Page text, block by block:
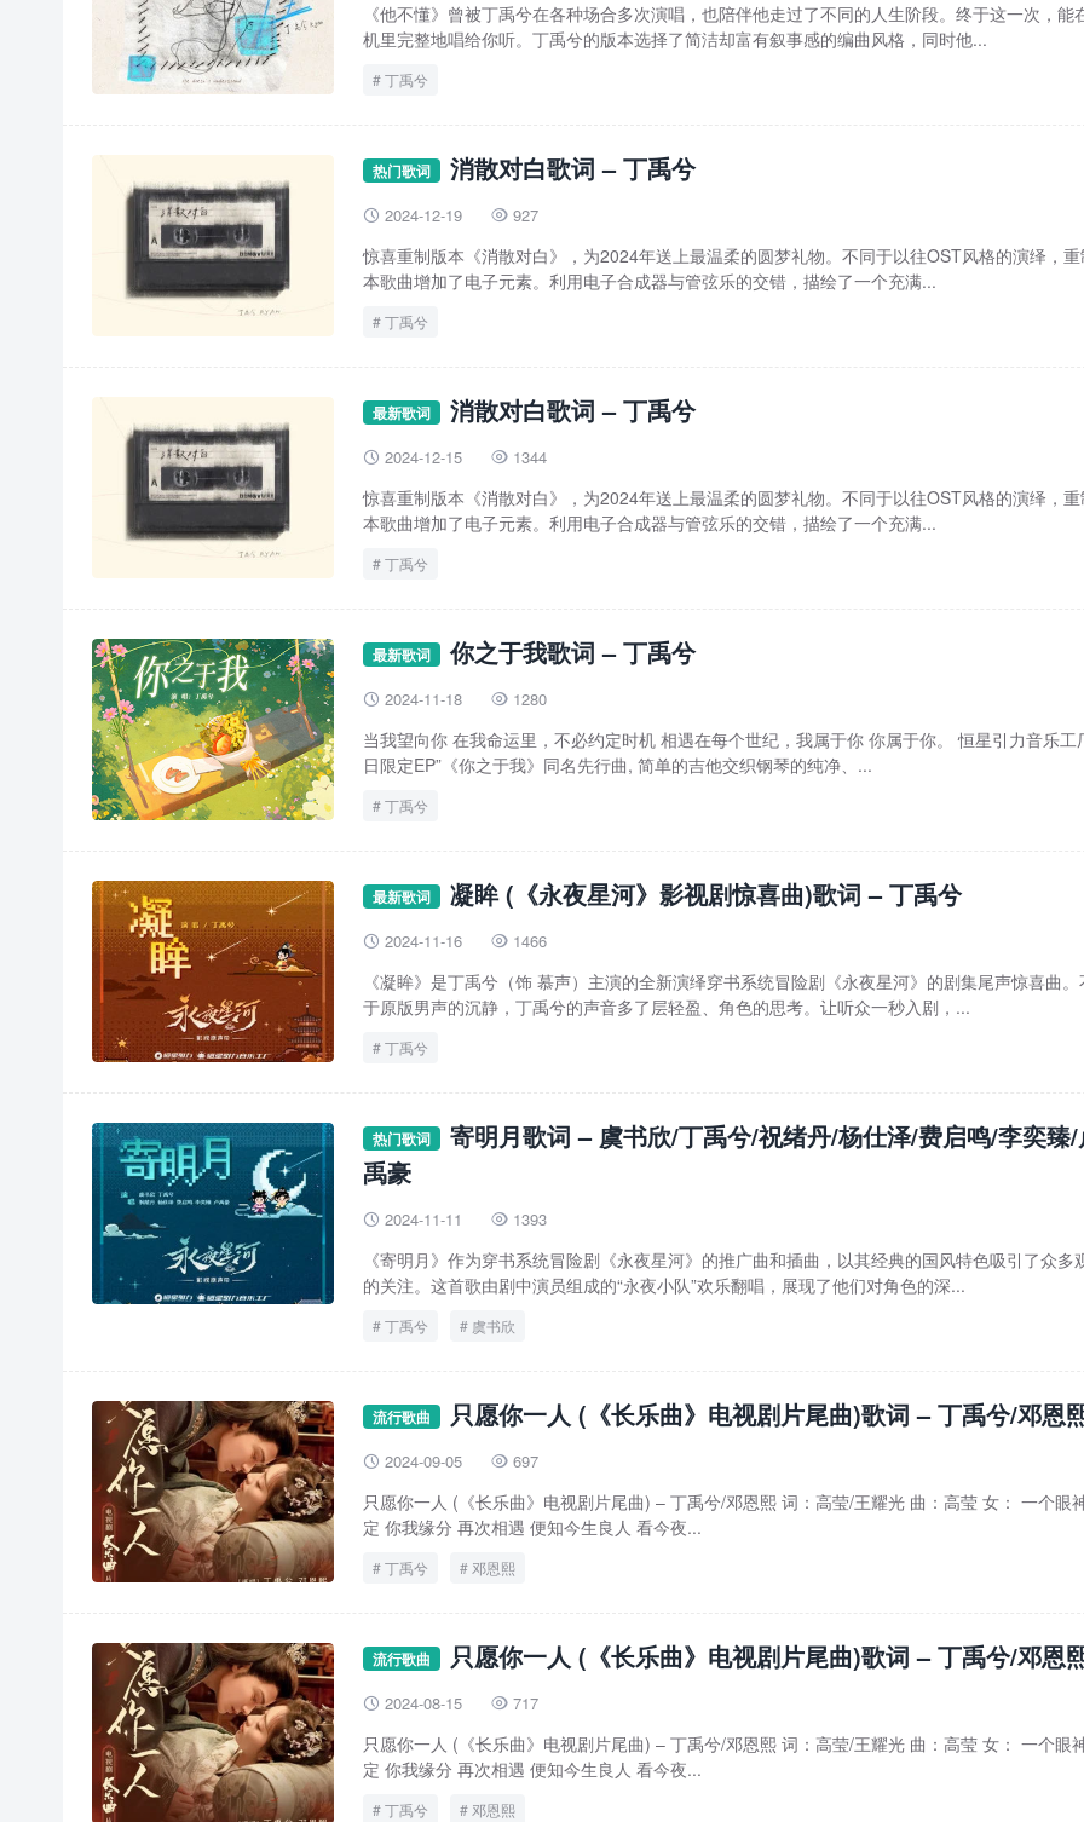
《他不懂》曾被丁禹兮在各种场合多次演唱，也陪伴他走过了不同的人生阶段。终于这一次，能
机里完整地唱给你听。丁禹兮的版本选择了简洁却富有叙事感的编曲风格，同时他...
丁禹兮
热门歌词 消散对白歌词 – 丁禹兮
 2024-12-19  927
惊喜重制版本《消散对白》，为2024年送上最温柔的圆梦礼物。不同于以往OST风格的演绎，重
本歌曲增加了电子元素。利用电子合成器与管弦乐的交错，描绘了一个充满...
丁禹兮
最新歌词 消散对白歌词 – 丁禹兮
 2024-12-15  1344
惊喜重制版本《消散对白》，为2024年送上最温柔的圆梦礼物。不同于以往OST风格的演绎，重
本歌曲增加了电子元素。利用电子合成器与管弦乐的交错，描绘了一个充满...
丁禹兮
最新歌词 你之于我歌词 – 丁禹兮
 2024-11-18  1280
当我望向你 在我命运里，不必约定时机 相遇在每个世纪，我属于你 你属于你。 恒星引力音乐工
日限定EP”《你之于我》同名先行曲, 简单的吉他交织钢琴的纯净、...
丁禹兮
最新歌词 凝眸 (《永夜星河》影视剧惊喜曲)歌词 – 丁禹兮
 2024-11-16  1466
《凝眸》是丁禹兮（饰 慕声）主演的全新演绎穿书系统冒险剧《永夜星河》的剧集尾声惊喜曲。
于原版男声的沉静，丁禹兮的声音多了层轻盈、角色的思考。让听众一秒入剧，...
丁禹兮
热门歌词
寄明月歌词 – 虞书欣/丁禹兮/祝绪丹/杨仕泽/费启鸣/李奕臻
禹豪
 2024-11-11  1393
《寄明月》作为穿书系统冒险剧《永夜星河》的推广曲和插曲，以其经典的国风特色吸引了众多
的关注。这首歌由剧中演员组成的“永夜小队”欢乐翻唱，展现了他们对角色的深...
丁禹兮 虞书欣
流行歌曲 只愿你一人 (《长乐曲》电视剧片尾曲)歌词 – 丁禹兮/邓恩
 2024-09-05  697
只愿你一人 (《长乐曲》电视剧片尾曲) – 丁禹兮/邓恩熙 词：高莹/王耀光 曲：高莹 女： 一个眼
定 你我缘分 再次相遇 便知今生良人 看今夜...
丁禹兮 邓恩熙
流行歌曲 只愿你一人 (《长乐曲》电视剧片尾曲)歌词 – 丁禹兮/邓恩
 2024-08-15  717
只愿你一人 (《长乐曲》电视剧片尾曲) – 丁禹兮/邓恩熙 词：高莹/王耀光 曲：高莹 女： 一个眼
定 你我缘分 再次相遇 便知今生良人 看今夜...
丁禹兮 邓恩熙